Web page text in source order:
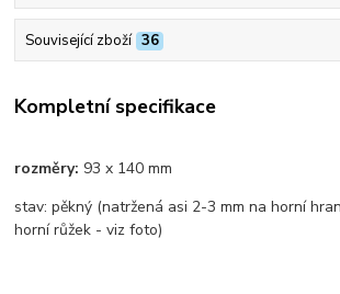
Související zboží 36
Kompletní specifikace
rozměry: 93 x 140 mm
stav: pěkný (natržená asi 2-3 mm na horní
horní růžek - viz foto)